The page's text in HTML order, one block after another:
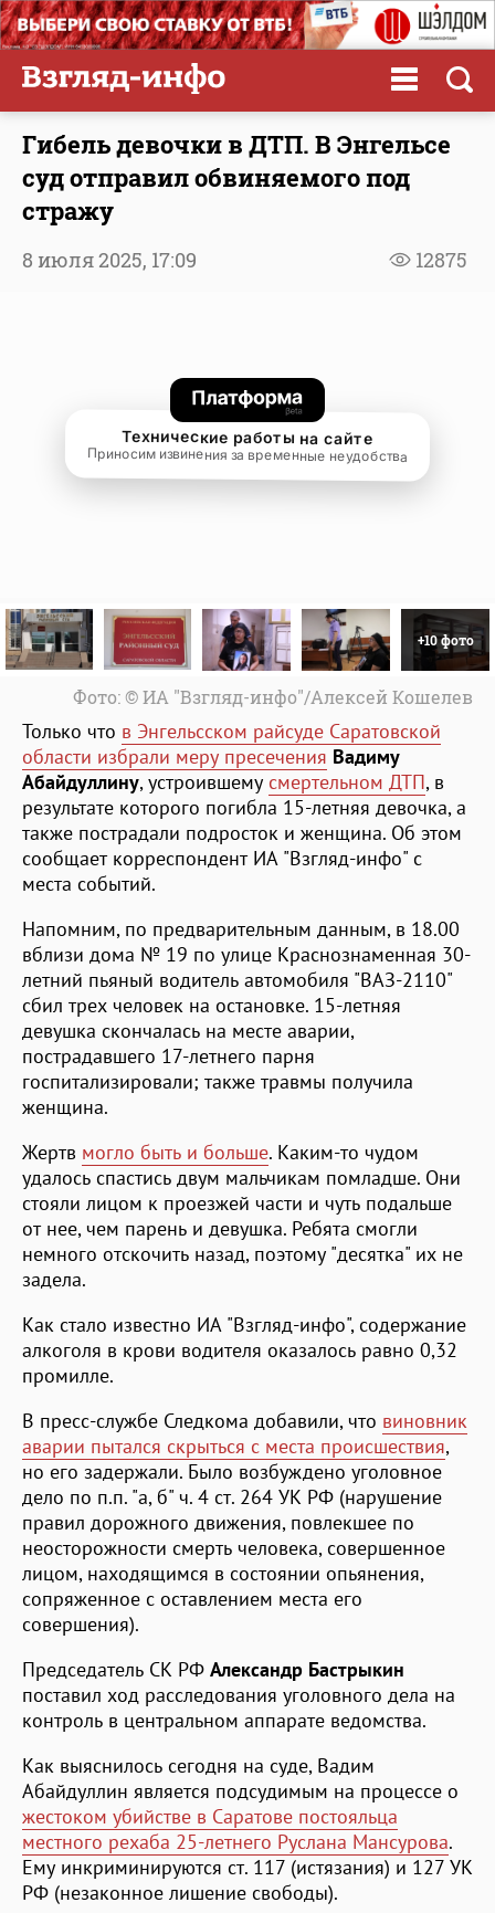
Гибель девочки в ДТП. В Энгельсе
суд отправил обвиняемого под
стражу
12875
8 июля 2025, 17:09
+10 фото
Фото: © ИА "Взгляд-инфо"/Алексей Кошелев
Только что в Энгельсском райсуде Саратовской
области избрали меру пресечения Вадиму
Абайдуллину, устроившему смертельном ДТП, в
результате которого погибла 15-летняя девочка, а
также пострадали подросток и женщина. Об этом
сообщает корреспондент ИА "Взгляд-инфо" с
места событий.
Напомним, по предварительным данным, в 18.00
вблизи дома № 19 по улице Краснознаменная 30-
летний пьяный водитель автомобиля "ВАЗ-2110"
сбил трех человек на остановке. 15-летняя
девушка скончалась на месте аварии,
пострадавшего 17-летнего парня
госпитализировали; также травмы получила
женщина.
Жертв могло быть и больше. Каким-то чудом
удалось спастись двум мальчикам помладше. Они
стояли лицом к проезжей части и чуть подальше
от нее, чем парень и девушка. Ребята смогли
немного отскочить назад, поэтому "десятка" их не
задела.
Как стало известно ИА "Взгляд-инфо", содержание
алкоголя в крови водителя оказалось равно 0,32
промилле.
В пресс-службе Следкома добавили, что виновник
аварии пытался скрыться с места происшествия,
но его задержали. Было возбуждено уголовное
дело по п.п. "а, б" ч. 4 ст. 264 УК РФ (нарушение
правил дорожного движения, повлекшее по
неосторожности смерть человека, совершенное
лицом, находящимся в состоянии опьянения,
сопряженное с оставлением места его
совершения).
Председатель СК РФ Александр Бастрыкин
поставил ход расследования уголовного дела на
контроль в центральном аппарате ведомства.
Как выяснилось сегодня на суде, Вадим
Абайдуллин является подсудимым на процессе о
жестоком убийстве в Саратове постояльца
местного рехаба 25-летнего Руслана Мансурова.
Ему инкриминируются ст. 117 (истязания) и 127 УК
РФ (незаконное лишение свободы).